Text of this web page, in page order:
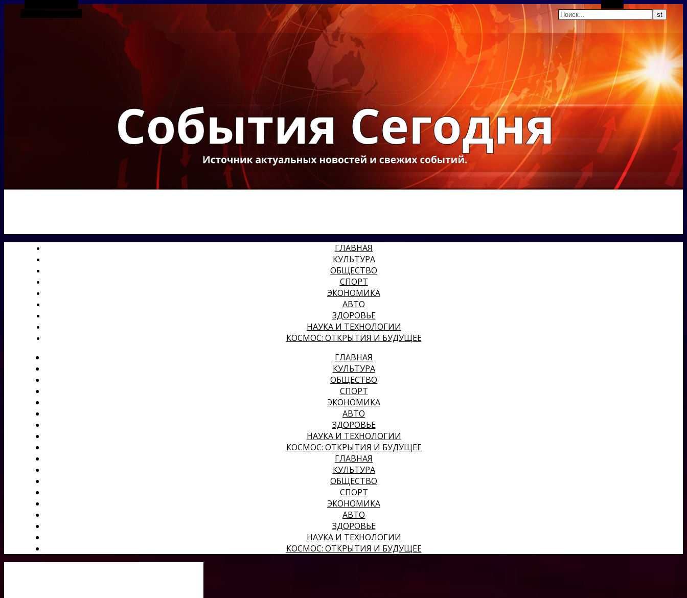
Боковая панель
ГЛАВНАЯ
КУЛЬТУРА
ОБЩЕСТВО
СПОРТ
ЭКОНОМИКА
АВТО
ЗДОРОВЬЕ
НАУКА И ТЕХНОЛОГИИ
КОСМОС: ОТКРЫТИЯ И БУДУЩЕЕ
ГЛАВНАЯ
КУЛЬТУРА
ОБЩЕСТВО
СПОРТ
ЭКОНОМИКА
АВТО
ЗДОРОВЬЕ
НАУКА И ТЕХНОЛОГИИ
КОСМОС: ОТКРЫТИЯ И БУДУЩЕЕ
ГЛАВНАЯ
КУЛЬТУРА
ОБЩЕСТВО
СПОРТ
ЭКОНОМИКА
АВТО
ЗДОРОВЬЕ
НАУКА И ТЕХНОЛОГИИ
КОСМОС: ОТКРЫТИЯ И БУДУЩЕЕ